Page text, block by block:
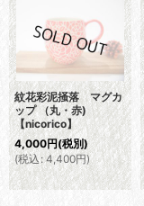
紋花彩泥掻落 マグカ
ップ （丸・赤)
【nicorico】
4,000円(税別)
(税込: 4,400円)